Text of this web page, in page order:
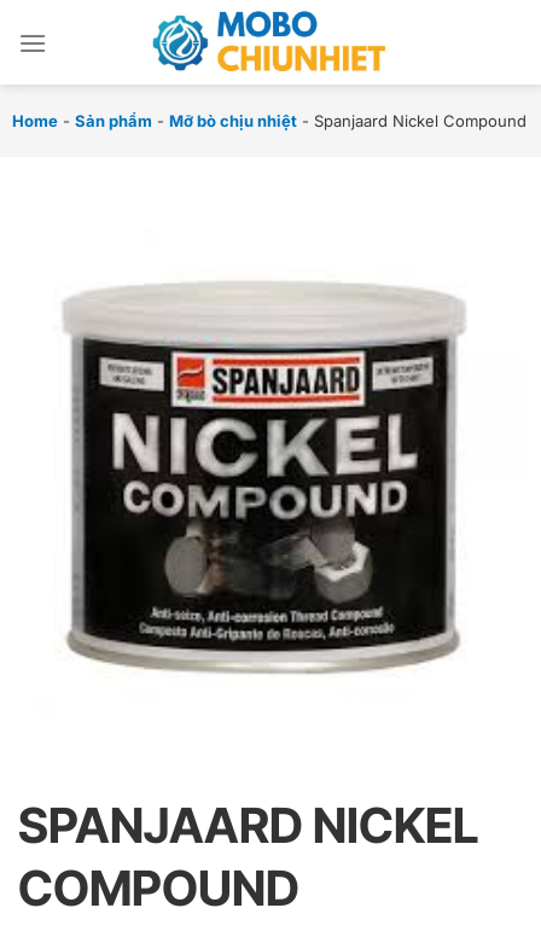
đến
Home - Sản phẩm - Mỡ bò chịu nhiệt - Spanjaard Nickel Compound
SPANJAARD NICKEL
COMPOUND